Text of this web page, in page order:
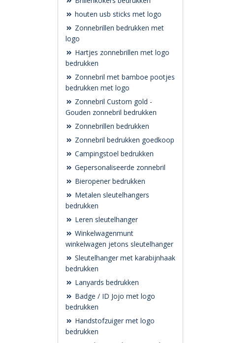
houten usb sticks met logo
Zonnebrillen bedrukken met
logo
Hartjes zonnebrillen met logo
bedrukken
Zonnebril met bamboe pootjes
bedrukken met logo
Zonnebril Custom gold -
Gouden zonnebril bedrukken
Zonnebrillen bedrukken
Zonnebril bedrukken goedkoop
Campingstoel bedrukken
Gepersonaliseerde zonnebril
Bieropener bedrukken
Metalen sleutelhangers
bedrukken
Leren sleutelhanger
Winkelwagenmunt
winkelwagen jetons sleutelhanger
Sleutelhanger met karabijnhaak
bedrukken
Lanyards bedrukken
Badge / ID Jojo met logo
bedrukken
Handstofzuiger met logo
bedrukken